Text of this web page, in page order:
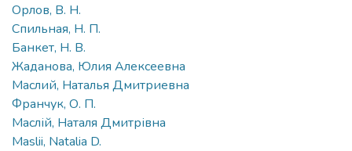
Орлов, В. Н.
Спильная, Н. П.
Банкет, Н. В.
Жаданова, Юлия Алексеевна
Маслий, Наталья Дмитриевна
Франчук, О. П.
Маслій, Наталя Дмитрівна
Maslii, Natalia D.